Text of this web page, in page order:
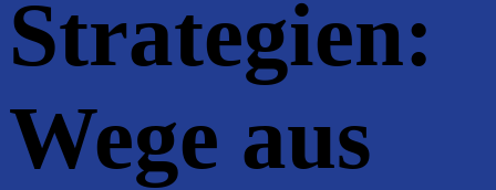
Strategien:
Wege aus